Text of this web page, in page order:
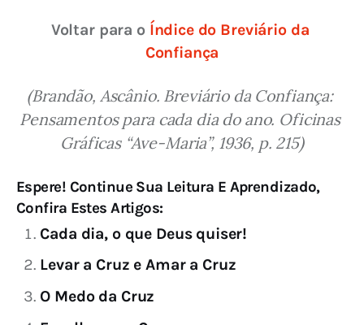
Voltar para o Índice do Breviário da
Confiança
(Brandão, Ascânio. Breviário da Confiança:
Pensamentos para cada dia do ano. Oficinas
Gráficas “Ave-Maria”, 1936, p. 215)
Espere! Continue Sua Leitura E Aprendizado,
Confira Estes Artigos:
Cada dia, o que Deus quiser!
Levar a Cruz e Amar a Cruz
O Medo da Cruz